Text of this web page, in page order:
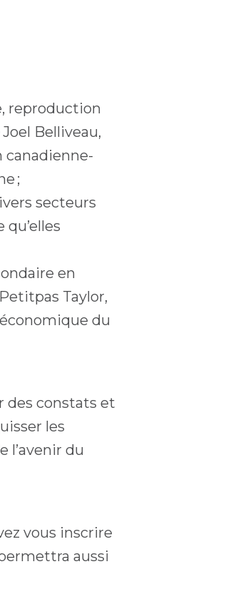
reproduction
Belliveau,
canadienne-
;
secteurs
en
Taylor,
du
des constats et
les
l’avenir du
vous inscrire
aussi